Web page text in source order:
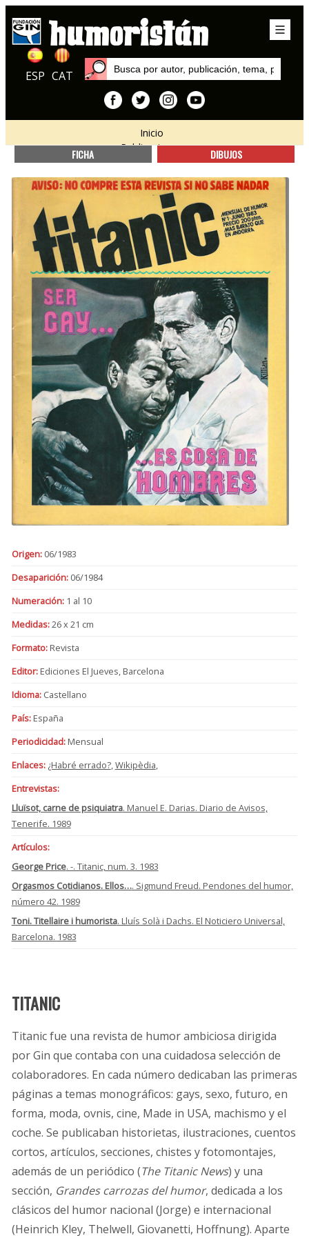
ESP CAT
Inicio
Publicaciones
FICHA DIBUJOS
Origen:06/1983
Desaparición:06/1984
Numeración:1 al 10
Medidas:26 x 21 cm
Formato:Revista
Editor:Ediciones El Jueves, Barcelona
Idioma:Castellano
País:España
Periodicidad:Mensual
Enlaces: ¿Habré errado?,Wikipèdia,
Entrevistas:
Lluïsot, carne de psiquiatra. Manuel E. Darias. Diario de Avisos,
Tenerife. 1989
Artículos:
George Price. -. Titanic, num. 3. 1983
Orgasmos Cotidianos. Ellos…. Sigmund Freud. Pendones del humor,
número 42. 1989
Toni. Titellaire i humorista. Lluís Solà i Dachs. El Noticiero Universal,
Barcelona. 1983
TITANIC
Titanic fue una revista de humor ambiciosa dirigida
por Gin que contaba con una cuidadosa selección de
colaboradores. En cada número dedicaban las primeras
páginas a temas monográficos: gays, sexo, futuro, en
forma, moda, ovnis, cine, Made in USA, machismo y el
coche. Se publicaban historietas, ilustraciones, cuentos
cortos, artículos, secciones, chistes y fotomontajes,
además de un periódico (The Titanic News) y una
sección, Grandes carrozas del humor, dedicada a los
clásicos del humor nacional (Jorge) e internacional
(Heinrich Kley, Thelwell, Giovanetti, Hoffnung). Aparte